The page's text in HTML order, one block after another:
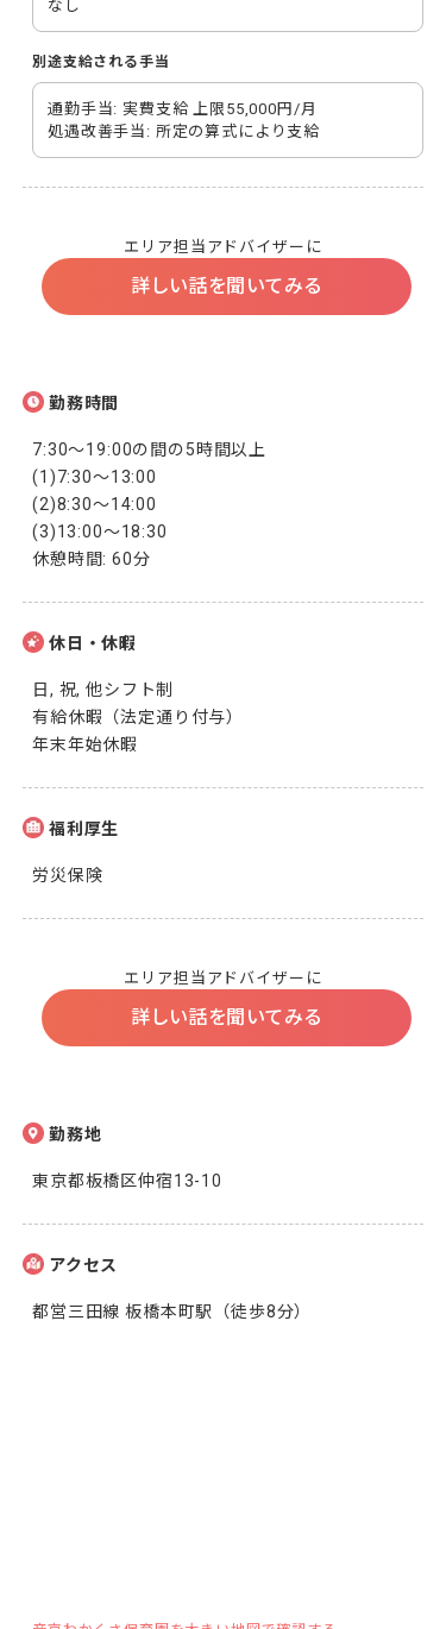
なし
別途支給される手当
通勤手当: 実費支給 上限55,000円/月
処遇改善手当: 所定の算式により支給
エリア担当アドバイザーに
詳しい話を聞いてみる
勤務時間
7:30～19:00の間の5時間以上
(1)7:30～13:00
(2)8:30～14:00
(3)13:00～18:30
休憩時間: 60分
休日・休暇
日, 祝, 他シフト制
有給休暇（法定通り付与）
年末年始休暇
福利厚生
労災保険
エリア担当アドバイザーに
詳しい話を聞いてみる
勤務地
東京都板橋区仲宿13-10
アクセス
都営三田線 板橋本町駅（徒歩8分）